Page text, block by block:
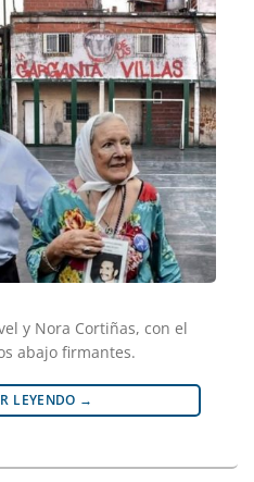
y Nora Cortiñas, con el
abajo firmantes.
LEYENDO →